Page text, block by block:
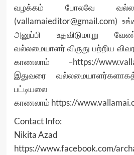
வழக்கம் போலவே
(vallamaieditor@gmail.com)
அனுப்பி உதவிடுமாறு
வல்லமையாளர் விருது பற்றிய
காணலாம் –https://
இதுவரை
காணலாம் https://
Contact Info:
Nikita Azad
https://www.facebook.com/